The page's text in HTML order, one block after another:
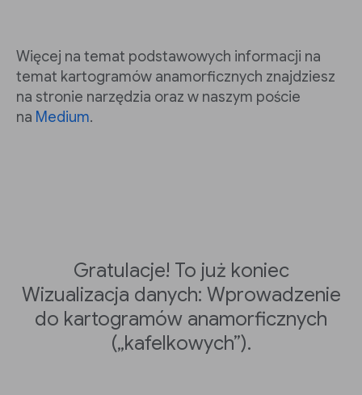
Więcej na temat podstawowych informacji na
temat kartogramów anamorficznych znajdziesz
na stronie narzędzia oraz w naszym poście
na Medium.
Gratulacje! To już koniec
Wizualizacja danych: Wprowadzenie
do kartogramów anamorficznych
(„kafelkowych”).